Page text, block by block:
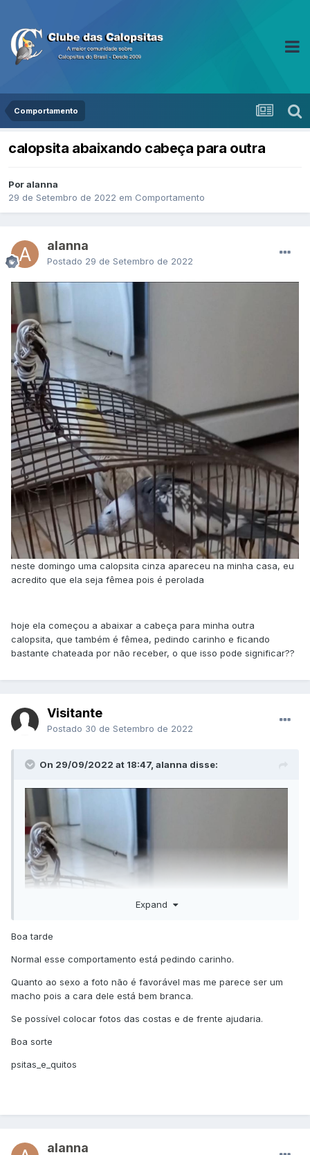
Comportamento
calopsita abaixando cabeça para outra
Por alanna
29 de Setembro de 2022 em Comportamento
alanna
Postado 29 de Setembro de 2022
neste domingo uma calopsita cinza apareceu na minha casa, eu
acredito que ela seja fêmea pois é perolada
hoje ela começou a abaixar a cabeça para minha outra
calopsita, que também é fêmea, pedindo carinho e ficando
bastante chateada por não receber, o que isso pode significar??
Visitante
Postado 30 de Setembro de 2022
On 29/09/2022 at 18:47, alanna disse:
neste domingo uma calopsita cinza apareceu na minha
casa, eu acredito que ela seja fêmea pois é perolada
significar??
Expand
Boa tarde
Normal esse comportamento está pedindo carinho.
Quanto ao sexo a foto não é favorável mas me parece ser um
macho pois a cara dele está bem branca.
Se possível colocar fotos das costas e de frente ajudaria.
Boa sorte
psitas_e_quitos
alanna